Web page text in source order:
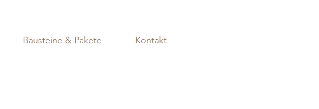
Bausteine & Pakete Kontakt